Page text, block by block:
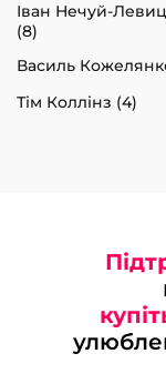
Іван Нечуй-
(8)
Василь
Тім Коллінз (4)